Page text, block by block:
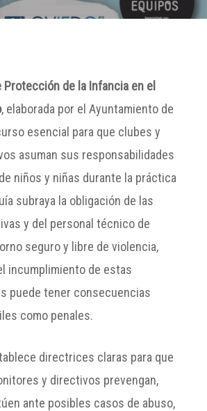
Protección de la Infancia en el
, elaborada por el Ayuntamiento de
esencial para que clubes y
asuman sus responsabilidades
niños y niñas durante la práctica
subraya la obligación de las
y del personal técnico de
seguro y libre de violencia,
incumplimiento de estas
puede tener consecuencias
como penales.
directrices claras para que
y directivos prevengan,
ante posibles casos de abuso,